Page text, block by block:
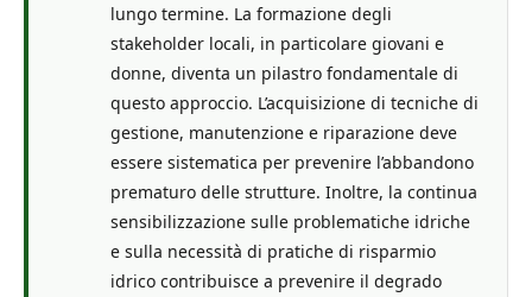
lungo termine. La formazione degli
stakeholder locali, in particolare giovani e
donne, diventa un pilastro fondamentale di
questo approccio. L’acquisizione di tecniche di
gestione, manutenzione e riparazione deve
essere sistematica per prevenire l’abbandono
prematuro delle strutture. Inoltre, la continua
sensibilizzazione sulle problematiche idriche
e sulla necessità di pratiche di risparmio
idrico contribuisce a prevenire il degrado